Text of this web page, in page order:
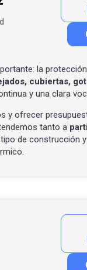
Contactar
la
cubiertas,
y una clara
y ofrecer
tanto a
de construcción